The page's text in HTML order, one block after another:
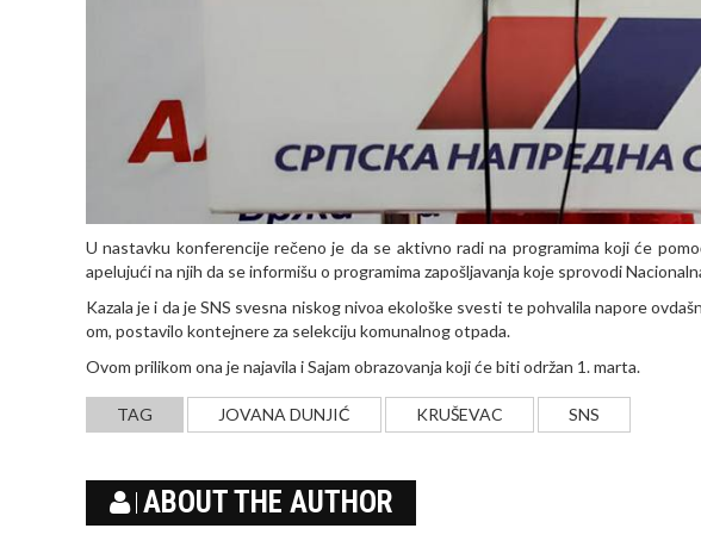
U nastavku konferencije rečeno je da se aktivno radi na programima koji će
apelujući na njih da se informišu o programima zapošljavanja koje sprovodi
Kazala je i da je SNS svesna niskog nivoa ekološke svesti te pohvalila napore
om, postavilo kontejnere za selekciju komunalnog otpada.
Ovom prilikom ona je najavila i Sajam obrazovanja koji će biti održan 1. marta.
TAG JOVANA DUNJIĆ KRUŠEVAC SNS
ABOUT THE AUTHOR